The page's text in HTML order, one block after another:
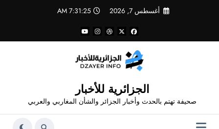
أغسطس 7, 2026 7:31:25 AM
الجزائرية للأخبار
صحيفة تهتم بالحدث وأخبار الجزائر والشأن المغاربي والعربي